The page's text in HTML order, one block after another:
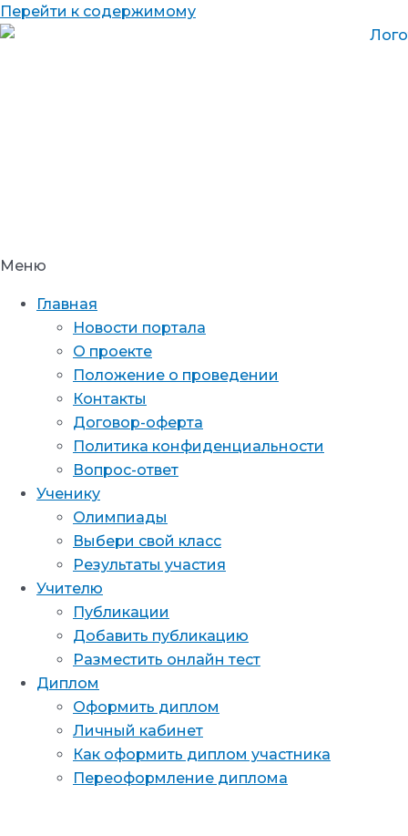
Перейти к содержимому
Меню
Главная
Новости портала
О проекте
Положение о проведении
Контакты
Договор-оферта
Политика конфиденциальности
Вопрос-ответ
Ученику
Олимпиады
Выбери свой класс
Результаты участия
Учителю
Публикации
Добавить публикацию
Разместить онлайн тест
Диплом
Оформить диплом
Личный кабинет
Как оформить диплом участника
Переоформление диплома